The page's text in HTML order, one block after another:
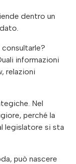
dentro un
informazioni
relazioni
Nel
perché la
legislatore si sta
può nascere